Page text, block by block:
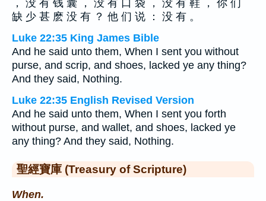
， 没 有 钱 囊 ， 没 有 口 袋 ， 没 有 鞋 ， 你 们
缺 少 甚 麽 没 有 ？ 他 们 说 ： 没 有 。
Luke 22:35 King James Bible
And he said unto them, When I sent you without
purse, and scrip, and shoes, lacked ye any thing?
And they said, Nothing.
Luke 22:35 English Revised Version
And he said unto them, When I sent you forth
without purse, and wallet, and shoes, lacked ye
any thing? And they said, Nothing.
聖經寶庫 (Treasury of Scripture)
When.